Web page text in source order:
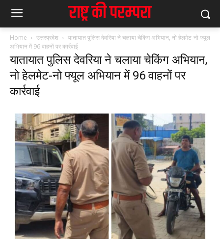
Home उत्तरप्रदेश
यातायात पुलिस देवरिया ने चलाया चेकिंग अभियान, नो हेलमेट-नो फ्यूल
अभियान में 96 वाहनों पर कार्रवाई
यातायात पुलिस देवरिया ने चलाया चेकिंग अभियान,
नो हेलमेट-नो फ्यूल अभियान में 96 वाहनों पर
कार्रवाई